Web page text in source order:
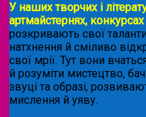
У наших творчих і
артмайстернях, конкурсах
розкривають свої
натхнення й сміливо
свої мрії. Тут вони
й розуміти мистецтво,
звуці та образі,
мислення й уяву.